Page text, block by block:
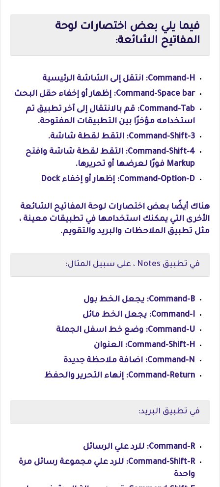
فيما يلي بعض اختصارات لوحة
المفاتيح الشائعة:
Command-H: انتقل إلى الشاشة الرئيسية
Command-Space bar: إظهار أو إخفاء حقل البحث
Command-Tab: قم بالانتقال إلى آخر تطبيق تم
استخدامه مؤخرًا بين التطبيقات المفتوحة.
Command-Shift-3: التقط لقطة شاشة.
Command-Shift-4: التقط لقطة شاشة وافتح
Markup فورًا لعرضها أو تحريرها.
Command-Option-D: إظهار أو إخفاء Dock
هناك أيضًا بعض اختصارات لوحة المفاتيح الشائعة
الأخرى التي يمكنك استخدامها في تطبيقات معينة ،
مثل تطبيق الملاحظات والبريد والتقويم.
في تطبيق Notes ، على سبيل المثال:
Command-B: يجعل الخط بول
Command-I: يجعل الخط مائل
Command-U: وضع خط اسفل الجملة
Command-Shift-H: العنوان
Command-N: اضافة ملاحظة جديدة
Command-Return: إنهاء التحرير والحفظ
في تطبيق البريد:
Command-R: للرد علي الرسائل
Command-Shift-R: للرد علي مجموعة رسائل مرة
واحدة